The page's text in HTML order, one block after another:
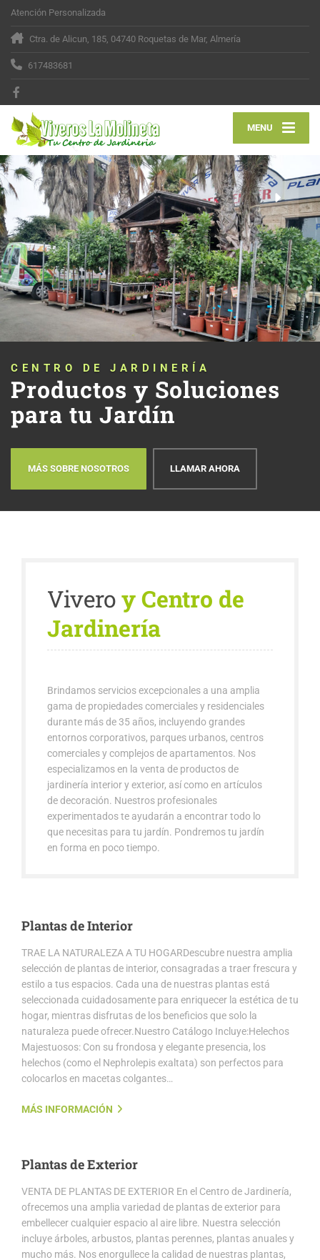
Atención Personalizada
Ctra. de Alicun, 185, 04740 Roquetas de Mar, Almería
617483681
MENU
CENTRO DE JARDINERÍA
Productos y Soluciones
para tu Jardín
MÁS SOBRE NOSOTROS LLAMAR AHORA
Viveroy Centro de
Jardinería
Brindamos servicios excepcionales a una amplia
gama de propiedades comerciales y residenciales
durante más de 35 años, incluyendo grandes
entornos corporativos, parques urbanos, centros
comerciales y complejos de apartamentos. Nos
especializamos en la venta de productos de
jardinería interior y exterior, así como en artículos
de decoración. Nuestros profesionales
experimentados te ayudarán a encontrar todo lo
que necesitas para tu jardín. Pondremos tu jardín
en forma en poco tiempo.
Plantas de Interior
TRAE LA NATURALEZA A TU HOGARDescubre nuestra amplia
selección de plantas de interior, consagradas a traer frescura y
estilo a tus espacios. Cada una de nuestras plantas está
seleccionada cuidadosamente para enriquecer la estética de tu
hogar, mientras disfrutas de los beneficios que solo la
naturaleza puede ofrecer.Nuestro Catálogo Incluye:Helechos
Majestuosos: Con su frondosa y elegante presencia, los
helechos (como el Nephrolepis exaltata) son perfectos para
colocarlos en macetas colgantes…
MÁS INFORMACIÓN
Plantas de Exterior
VENTA DE PLANTAS DE EXTERIOR En el Centro de Jardinería,
ofrecemos una amplia variedad de plantas de exterior para
embellecer cualquier espacio al aire libre. Nuestra selección
incluye árboles, arbustos, plantas perennes, plantas anuales y
mucho más. Nos enorgullece la calidad de nuestras plantas,